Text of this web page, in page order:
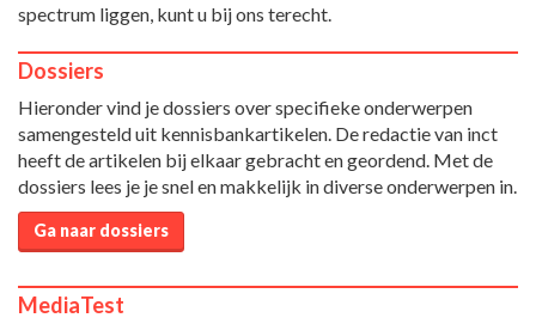
spectrum liggen, kunt u bij ons terecht.
Dossiers
Hieronder vind je dossiers over specifieke onderwerpen
samengesteld uit kennisbankartikelen. De redactie van inct
heeft de artikelen bij elkaar gebracht en geordend. Met de
dossiers lees je je snel en makkelijk in diverse onderwerpen in.
Ga naar dossiers
MediaTest